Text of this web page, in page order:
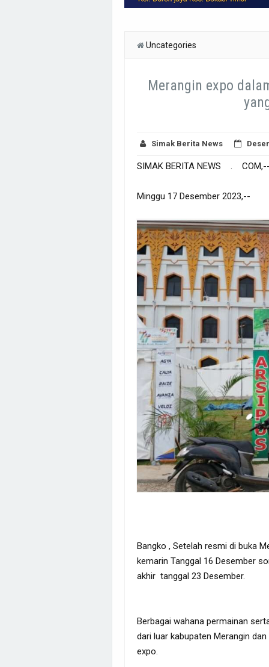
Uncategories
Merangin expo
Simak Berita News
SIMAK BERITA NEWS .
Minggu 17 Desember
Bangko , Setelah resmi di buka
kemarin Tanggal 16 Desember
akhir tanggal 23 Desember.
Berbagai wahana permainan
dari luar kabupaten Merangin
expo.